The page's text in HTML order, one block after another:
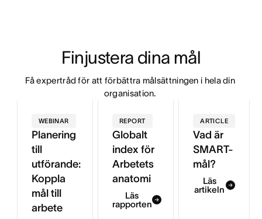
Finjustera dina mål
Få expertråd för att förbättra målsättningen i hela din
organisation.
WEBINAR
Planering
till
utförande:
Koppla
mål till
arbete
REPORT
Globalt
index för
Arbetets
anatomi
Läs
rapporten
ARTICLE
Vad är
SMART-
mål?
Läs
artikeln